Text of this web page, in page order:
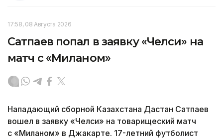
17:58, 08 Августа 2026
Сатпаев попал в заявку «Челси» на
матч с «Миланом»
Нападающий сборной Казахстана Дастан Сатпаев
вошел в заявку «Челси» на товарищеский матч
с «Миланом» в Джакарте. 17-летний футболист